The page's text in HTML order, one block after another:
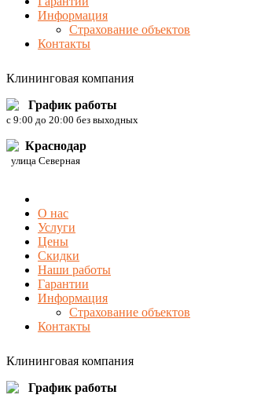
Информация
Страхование объектов
Контакты
Клининговая компания
График работы
c 9:00 до 20:00 без выходных
Краснодар
улица Северная
О нас
Услуги
Цены
Скидки
Наши работы
Гарантии
Информация
Страхование объектов
Контакты
Клининговая компания
График работы